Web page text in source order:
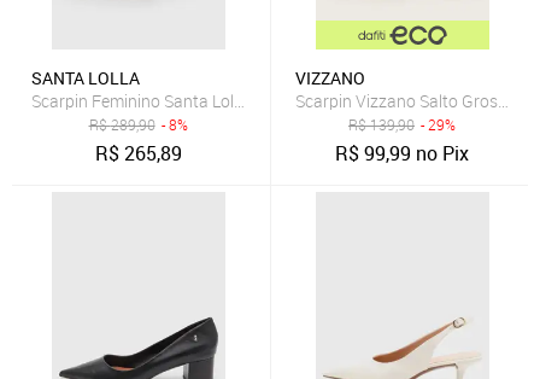
SANTA LOLLA
Scarpin Feminino Santa Lolla Couro Salto Alto Marrom
R$289,90 - 8%
R$265,89
VIZZANO
Scarpin Vizzano Salto Grosso
R$139,90 - 29%
R$99,99 no Pix